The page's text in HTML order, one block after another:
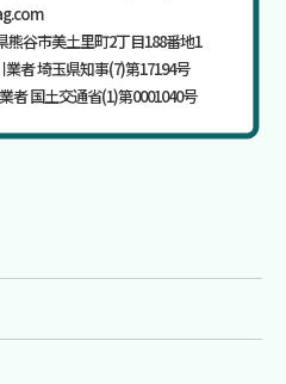
熊谷市美土里町2丁目188番地1
者 埼玉県知事(7)第17194号
者 国土交通省(1)第0001040号